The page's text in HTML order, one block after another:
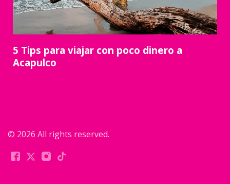
5 Tips para viajar con poco dinero a
Acapulco
© 2026 All rights reserved.